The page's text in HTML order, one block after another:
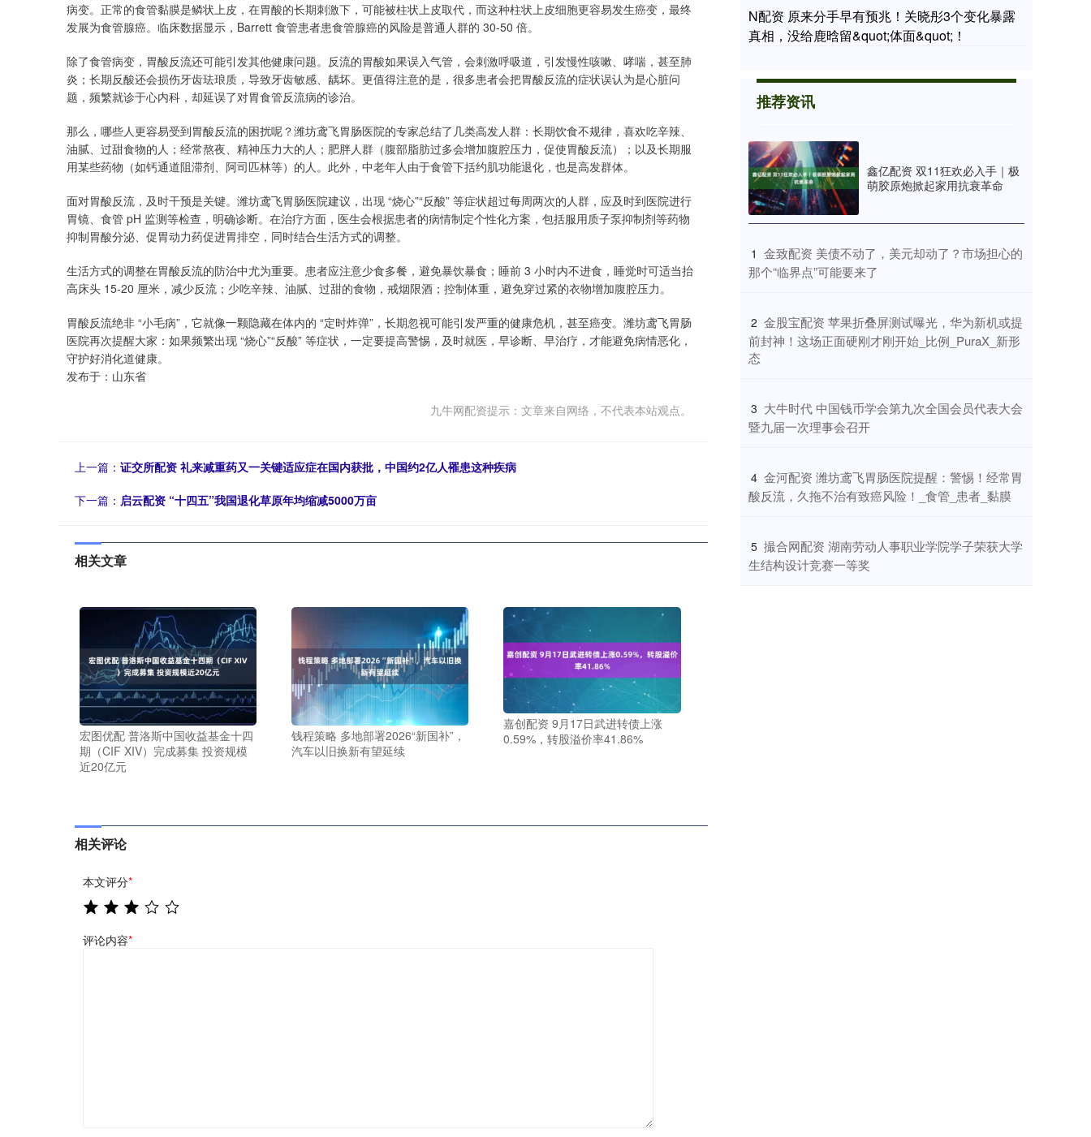
病变。正常的食管黏膜是鳞状上皮，在胃酸的长期刺激下，可能被柱状上皮取代，而这种柱状上皮细胞更容易发生癌变，最终
发展为食管腺癌。临床数据显示，Barrett 食管患者患食管腺癌的风险是普通人群的 30-50 倍。
除了食管病变，胃酸反流还可能引发其他健康问题。反流的胃酸如果误入气管，会刺激呼吸道，引发慢性咳嗽、哮喘，甚至肺
炎；长期反酸还会损伤牙齿珐琅质，导致牙齿敏感、龋坏。更值得注意的是，很多患者会把胃酸反流的症状误认为是心脏问
题，频繁就诊于心内科，却延误了对胃食管反流病的诊治。
那么，哪些人更容易受到胃酸反流的困扰呢？潍坊鸢飞胃肠医院的专家总结了几类高发人群：长期饮食不规律，喜欢吃辛辣、
油腻、过甜食物的人；经常熬夜、精神压力大的人；肥胖人群（腹部脂肪过多会增加腹腔压力，促使胃酸反流）；以及长期服
用某些药物（如钙通道阻滞剂、阿司匹林等）的人。此外，中老年人由于食管下括约肌功能退化，也是高发群体。
面对胃酸反流，及时干预是关键。潍坊鸢飞胃肠医院建议，出现 “烧心”“反酸” 等症状超过每周两次的人群，应及时到医院进行
胃镜、食管 pH 监测等检查，明确诊断。在治疗方面，医生会根据患者的病情制定个性化方案，包括服用质子泵抑制剂等药物
抑制胃酸分泌、促胃动力药促进胃排空，同时结合生活方式的调整。
生活方式的调整在胃酸反流的防治中尤为重要。患者应注意少食多餐，避免暴饮暴食；睡前 3 小时内不进食，睡觉时可适当抬
高床头 15-20 厘米，减少反流；少吃辛辣、油腻、过甜的食物，戒烟限酒；控制体重，避免穿过紧的衣物增加腹腔压力。
胃酸反流绝非 “小毛病”，它就像一颗隐藏在体内的 “定时炸弹”，长期忽视可能引发严重的健康危机，甚至癌变。潍坊鸢飞胃肠
医院再次提醒大家：如果频繁出现 “烧心”“反酸” 等症状，一定要提高警惕，及时就医，早诊断、早治疗，才能避免病情恶化，
守护好消化道健康。
发布于：山东省
九牛网配资提示：文章来自网络，不代表本站观点。
上一篇： 证交所配资 礼来减重药又一关键适应症在国内获批，中国约2亿人罹患这种疾病
下一篇： 启云配资 “十四五”我国退化草原年均缩减5000万亩
相关文章
宏图优配 普洛斯中国收益基金十四
期（CIF XIV）完成募集 投资规模
近20亿元
钱程策略 多地部署2026“新国补”，
汽车以旧换新有望延续
嘉创配资 9月17日武进转债上涨
0.59%，转股溢价率41.86%
相关评论
本文评分*
评论内容*
N配资 原来分手早有预兆！关晓彤3个变化暴露
真相，没给鹿晗留&quot;体面&quot;！
推荐资讯
鑫亿配资 双11狂欢必入手｜极
萌胶原炮掀起家用抗衰革命
1 ​金致配资 美债不动了，美元却动了？市场担心的
那个“临界点”可能要来了
2 ​金股宝配资 苹果折叠屏测试曝光，华为新机或提
前封神！这场正面硬刚才刚开始_比例_PuraX_新形
态
3 ​大牛时代 中国钱币学会第九次全国会员代表大会
暨九届一次理事会召开
4 ​金河配资 潍坊鸢飞胃肠医院提醒：警惕！经常胃
酸反流，久拖不治有致癌风险！_食管_患者_黏膜
5 ​撮合网配资 湖南劳动人事职业学院学子荣获大学
生结构设计竞赛一等奖